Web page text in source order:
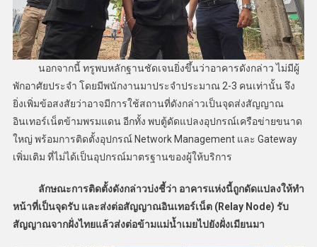
นอกจากนี้ ทรูพบหลักฐานชัดเจนยิ่งขึ้นว่าอาคารดังกล่าว ไม่มีผู้
พักอาศัยประจำ โดยมีพนักงานมาประจำประมาณ 2-3 คนเท่านั้น จึง
ยิ่งเพิ่มข้อสงสัยว่าอาจมีการใช้สถานที่ดังกล่าวเป็นจุดส่งสัญญาณ
อินเทอร์เน็ตข้ามพรมแดน อีกทั้ง พบตู้ดัดแปลงอุปกรณ์เครือข่ายขนาด
ใหญ่ พร้อมการติดตั้งอุปกรณ์ Network Management และ Gateway
เพิ่มเติม ที่ไม่ได้เป็นอุปกรณ์มาตรฐานของผู้ให้บริการ
ลักษณะการติดตั้งดังกล่าวบ่งชี้ว่า อาคารแห่งนี้ถูกดัดแปลงให้ทำ
หน้าที่เป็นจุดรับ และส่งต่อสัญญาณอินเทอร์เน็ต (Relay Node) รับ
สัญญาณจากฝั่งไทยแล้วส่งต่อข้ามแม่น้ำเมยไปยังฝั่งเมียนมา